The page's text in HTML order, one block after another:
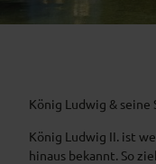
König Ludwig & seine
König Ludwig II. ist
hinaus bekannt. So